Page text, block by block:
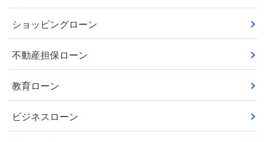
ショッピングローン
不動産担保ローン
教育ローン
ビジネスローン